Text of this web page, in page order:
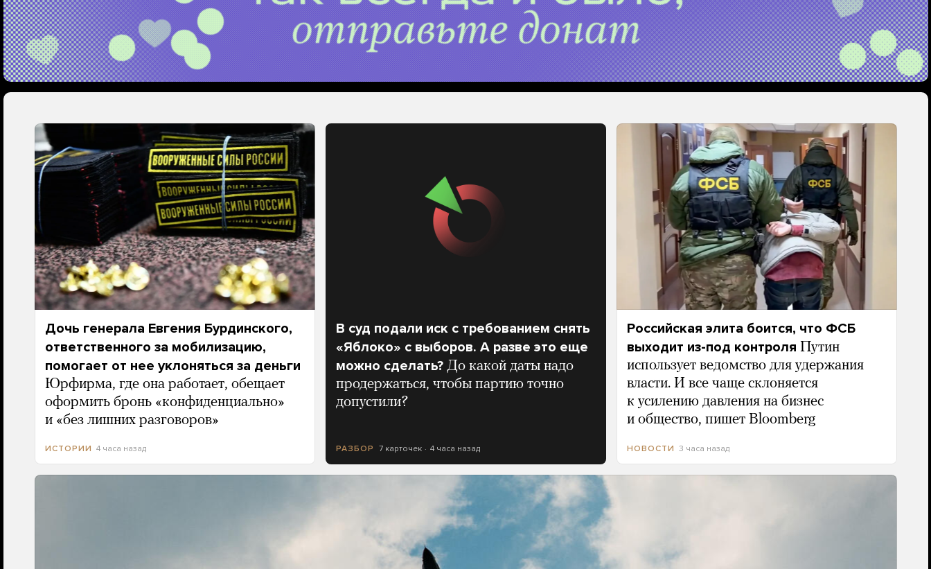
Дочь генерала Евгения Бурдинского,
ответственного за мобилизацию,
помогает от нее уклоняться за деньги
Юрфирма, где она работает, обещает
оформить бронь «конфиденциально»
и «без лишних разговоров»
ИСТОРИИ 4 часа назад
В суд подали иск с требованием снять
«Яблоко» с выборов. А разве это еще
можно сделать? До какой даты надо
продержаться, чтобы партию точно
допустили?
РАЗБОР 7 карточек 4 часа назад
Российская элита боится, что ФСБ
выходит из-под контроля Путин
использует ведомство для удержания
власти. И все чаще склоняется
к усилению давления на бизнес
и общество, пишет Bloomberg
НОВОСТИ 3 часа назад